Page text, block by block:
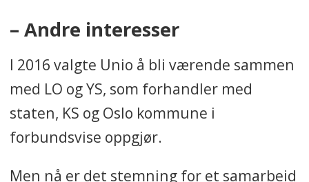
– Andre interesser
I 2016 valgte Unio å bli værende sammen
med LO og YS, som forhandler med
staten, KS og Oslo kommune i
forbundsvise oppgjør.
Men nå er det stemning for et samarbeid